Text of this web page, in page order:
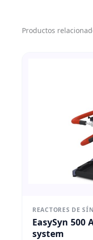
Productos
REACTORES DE
EasySyn 500
system